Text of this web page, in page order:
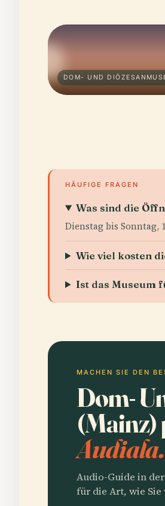
DOM- UND
HÄUFIGE FRAGEN
Was sind die
Dienstag bis Sonntag,
Wie viel kosten
Ist das Museum
MACHEN SIE DEN
Dom-
(Mainz)
Audiala.
Audio-Guide in
für die Art, wie